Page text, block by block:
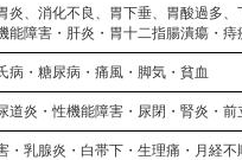
炎、消化不良、胃下垂、胃酸過多、
能障害・肝炎・胃十二指腸潰瘍・痔
病・糖尿病・痛風・脚気・貧血
道炎・性機能障害・尿閉・腎炎・
・乳腺炎・白帯下・生理痛・月経